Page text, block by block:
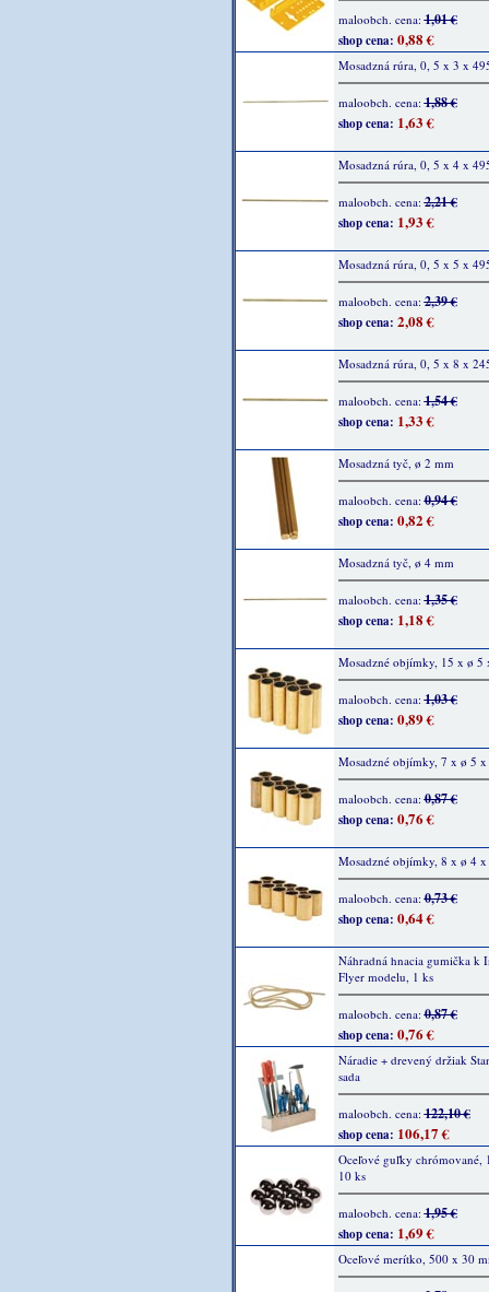
maloobch. cena:1,01 €
shop cena: 0,88 €
Mosadzná rúra, 0, 5 x 3 x
maloobch. cena:1,88 €
shop cena: 1,63 €
Mosadzná rúra, 0, 5 x 4 x
maloobch. cena:2,21 €
shop cena: 1,93 €
Mosadzná rúra, 0, 5 x 5 x
maloobch. cena:2,39 €
shop cena: 2,08 €
Mosadzná rúra, 0, 5 x 8 x
maloobch. cena:1,54 €
shop cena: 1,33 €
Mosadzná tyč, ø 2 mm
maloobch. cena:0,94 €
shop cena: 0,82 €
Mosadzná tyč, ø 4 mm
maloobch. cena:1,35 €
shop cena: 1,18 €
Mosadzné objímky, 15 x ø 5
maloobch. cena:1,03 €
shop cena: 0,89 €
Mosadzné objímky, 7 x ø 5
maloobch. cena:0,87 €
shop cena: 0,76 €
Mosadzné objímky, 8 x ø 4
maloobch. cena:0,73 €
shop cena: 0,64 €
Náhradná hnacia gumička k
Flyer modelu, 1 ks
maloobch. cena:0,87 €
shop cena: 0,76 €
Náradie + drevený držiak
sada
maloobch. cena:122,10 €
shop cena: 106,17 €
Oceľové guľky chrómované,
10 ks
maloobch. cena:1,95 €
shop cena: 1,69 €
Oceľové merítko, 500 x 30